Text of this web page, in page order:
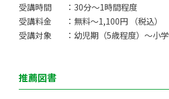
受講時間
：30分〜1時間程度
受講料金
：無料〜1,100円 （税込）
受講対象
：幼児期（5歳程度）〜小
推薦図書